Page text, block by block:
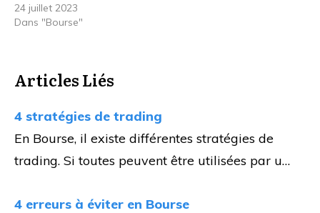
24 juillet 2023
Dans "Bourse"
Articles Liés
4 stratégies de trading
En Bourse, il existe différentes stratégies de
trading. Si toutes peuvent être utilisées par u…
4 erreurs à éviter en Bourse